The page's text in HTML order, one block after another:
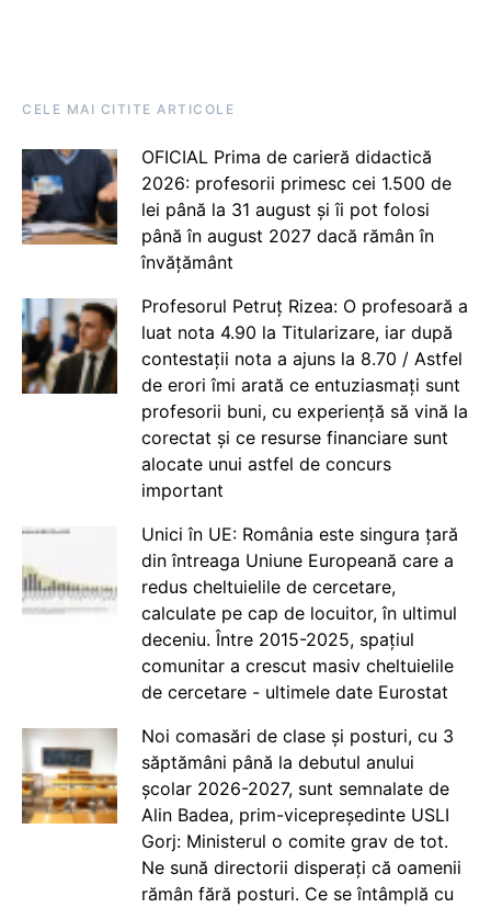
CELE MAI CITITE ARTICOLE
OFICIAL Prima de carieră didactică
2026: profesorii primesc cei 1.500 de
lei până la 31 august și îi pot folosi
până în august 2027 dacă rămân în
învățământ
Profesorul Petruț Rizea: O profesoară a
luat nota 4.90 la Titularizare, iar după
contestații nota a ajuns la 8.70 / Astfel
de erori îmi arată ce entuziasmați sunt
profesorii buni, cu experiență să vină la
corectat și ce resurse financiare sunt
alocate unui astfel de concurs
important
Unici în UE: România este singura țară
din întreaga Uniune Europeană care a
redus cheltuielile de cercetare,
calculate pe cap de locuitor, în ultimul
deceniu. Între 2015-2025, spațiul
comunitar a crescut masiv cheltuielile
de cercetare - ultimele date Eurostat
Noi comasări de clase și posturi, cu 3
săptămâni până la debutul anului
școlar 2026-2027, sunt semnalate de
Alin Badea, prim-vicepreședinte USLI
Gorj: Ministerul o comite grav de tot.
Ne sună directorii disperați că oamenii
rămân fără posturi. Ce se întâmplă cu